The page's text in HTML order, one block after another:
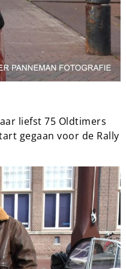
liefst 75 Oldtimers
gegaan voor de Rally